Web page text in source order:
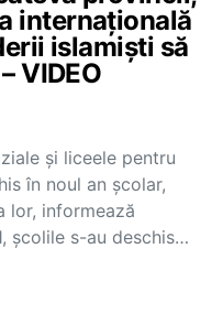
internațională
islamiști să
VIDEO
și liceele pentru
în noul an școlar,
lor, informează
școlile s-au deschis…